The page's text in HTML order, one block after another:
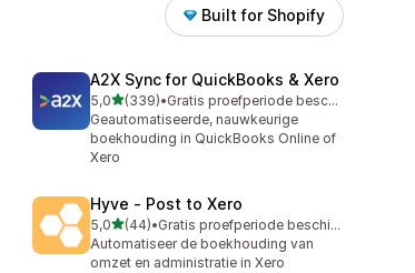
Built for Shopify
A2X Sync for QuickBooks & Xero
5,0van 5 sterren
(339)
339 recensies in totaal
•
Gratis proefperiode beschikbaar
Geautomatiseerde, nauwkeurige
boekhouding in QuickBooks Online of
Xero
Hyve ‑ Post to Xero
5,0van 5 sterren
(44)
44 recensies in totaal
•
Gratis proefperiode beschikbaar
Automatiseer de boekhouding van
omzet en administratie in Xero